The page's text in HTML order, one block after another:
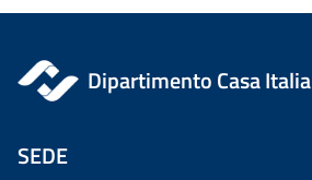
Dipartimento Casa Italia
SEDE